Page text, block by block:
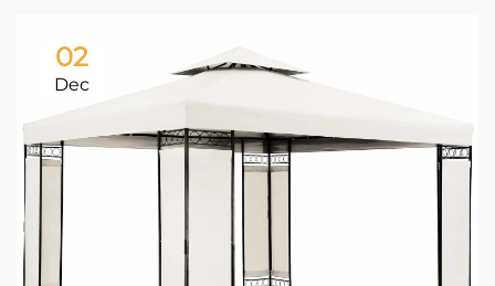
02
Dec